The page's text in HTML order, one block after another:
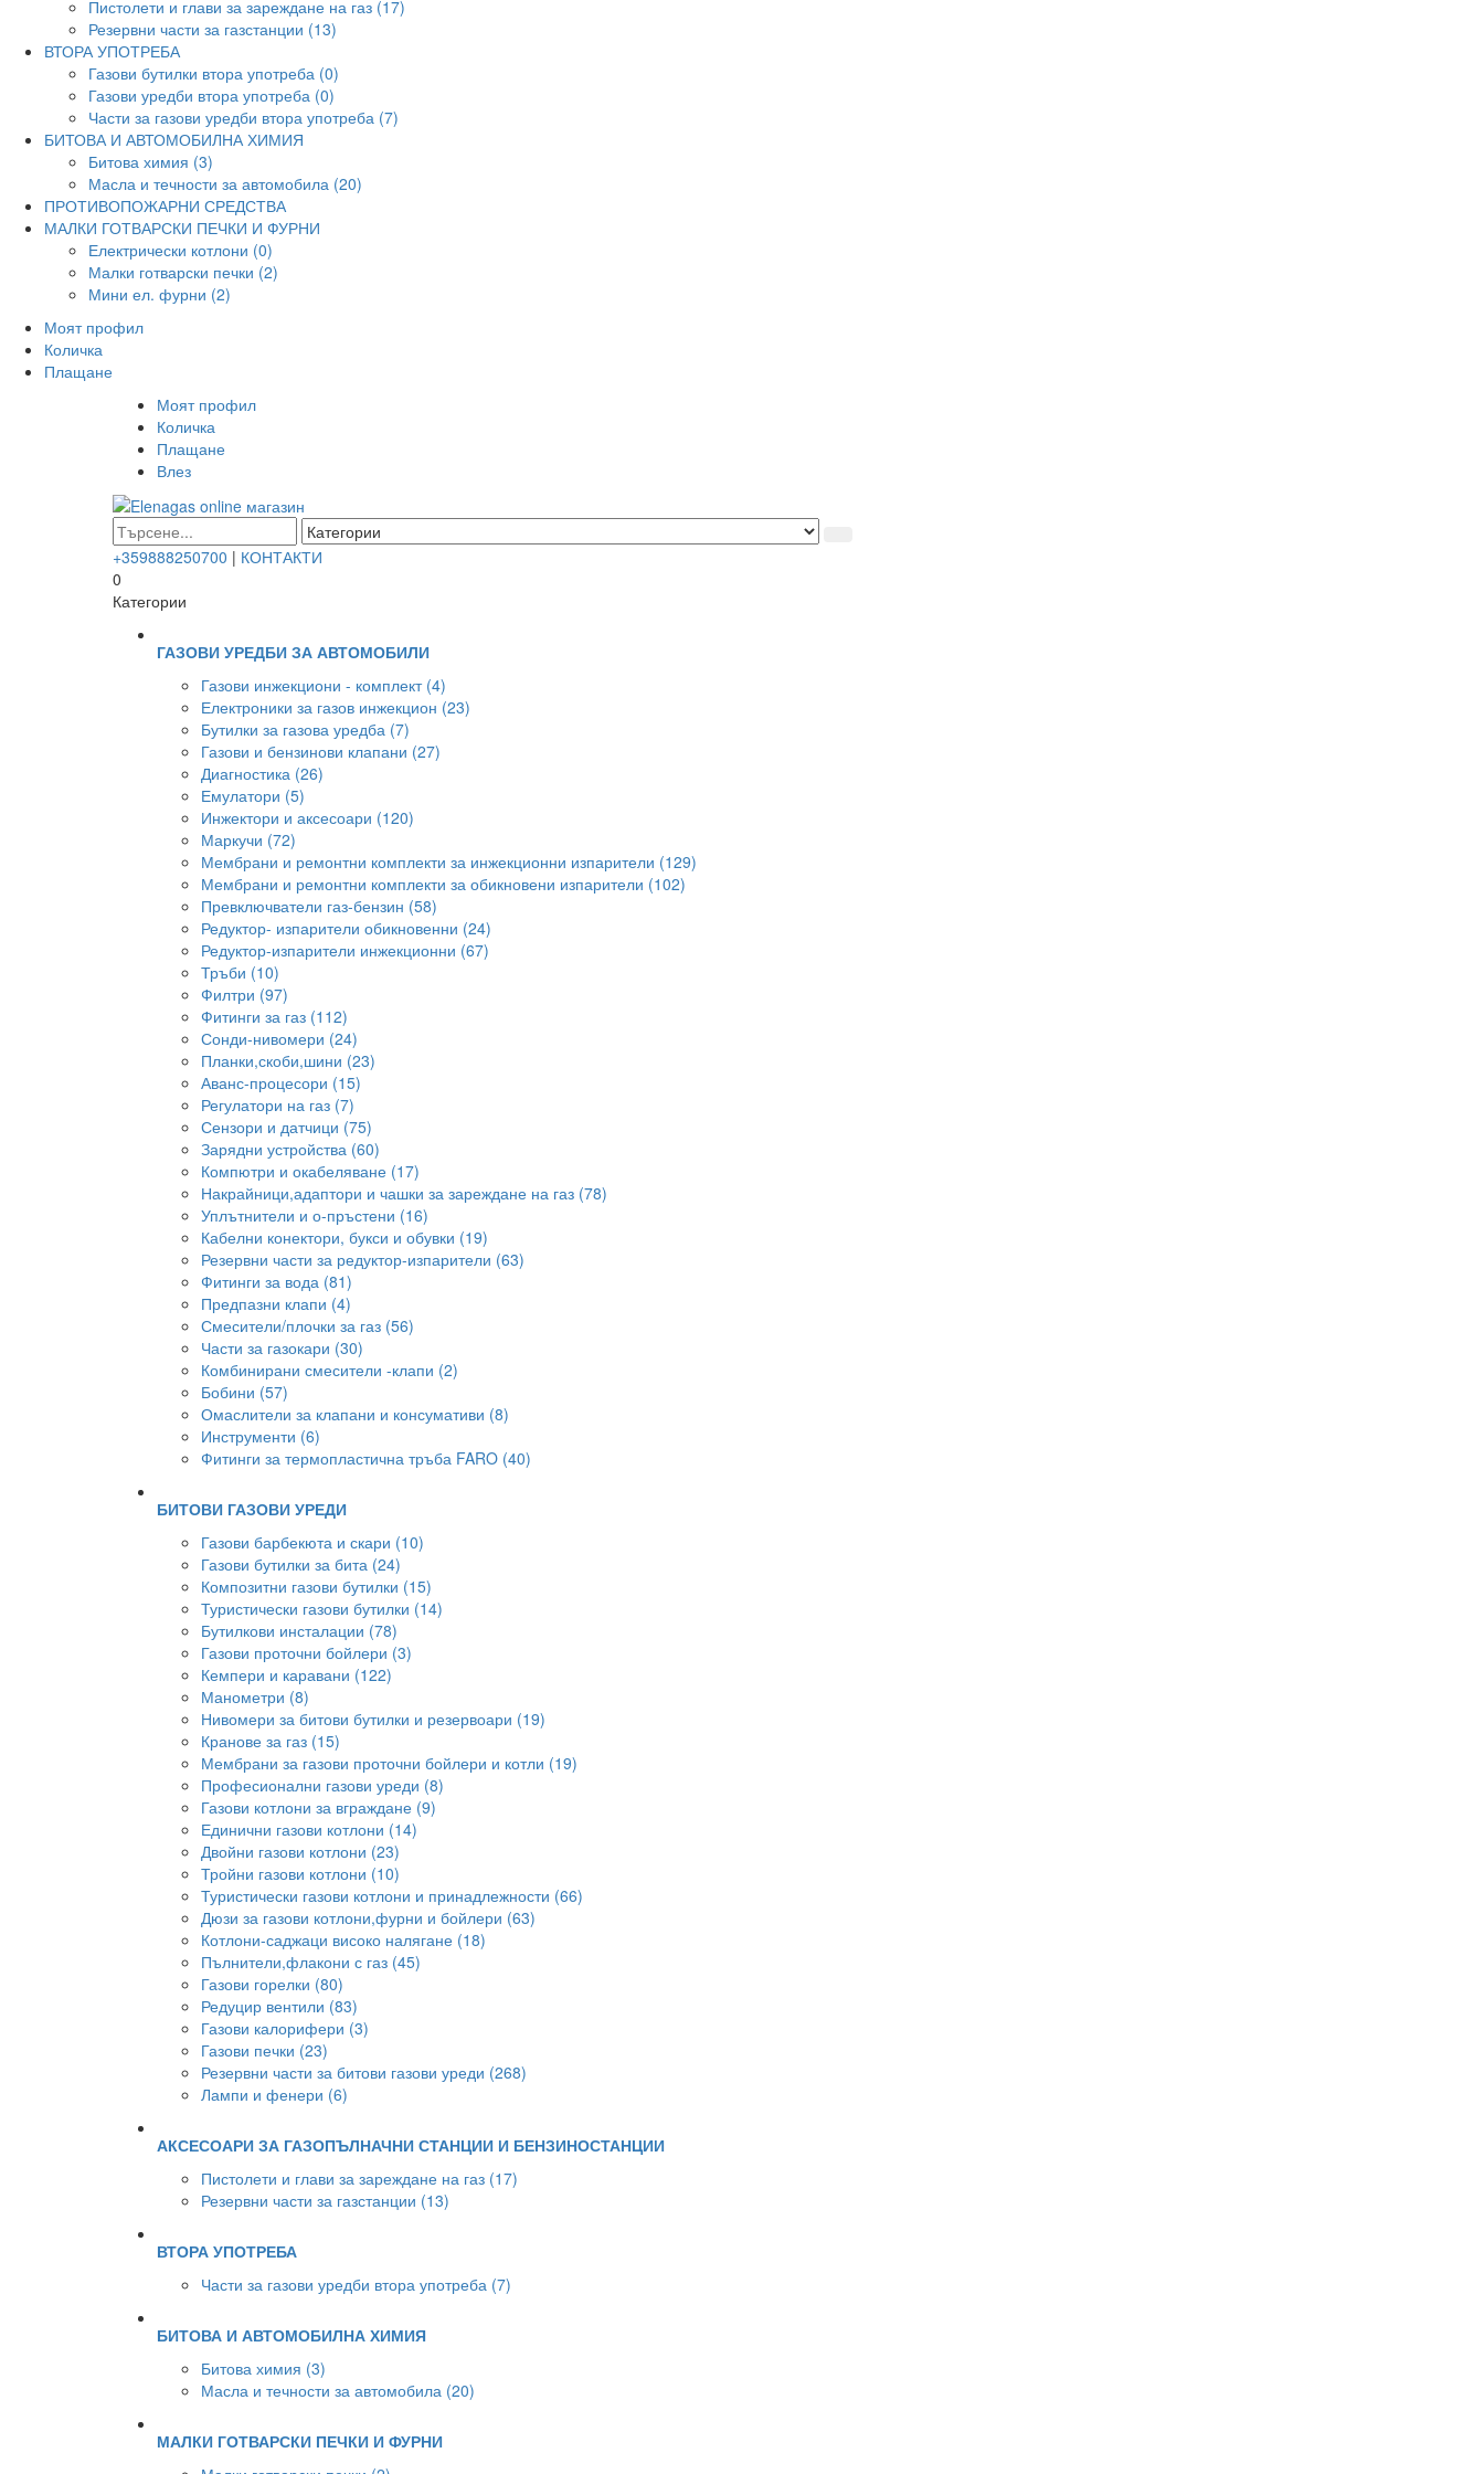
Пистолети и глави за зареждане на газ (17)
Резервни части за газстанции (13)
ВТОРА УПОТРЕБА
Газови бутилки втора употреба (0)
Газови уредби втора употреба (0)
Части за газови уредби втора употреба (7)
БИТОВА И АВТОМОБИЛНА ХИМИЯ
Битова химия (3)
Масла и течности за автомобила (20)
ПРОТИВОПОЖАРНИ СРЕДСТВА
МАЛКИ ГОТВАРСКИ ПЕЧКИ И ФУРНИ
Електрически котлони (0)
Малки готварски печки (2)
Мини ел. фурни (2)
Моят профил
Количка
Плащане
Моят профил
Количка
Плащане
Влез
+359888250700 | КОНТАКТИ
0
Категории
ГАЗОВИ УРЕДБИ ЗА АВТОМОБИЛИ
Газови инжекциони - комплект (4)
Електроники за газов инжекцион (23)
Бутилки за газова уредба (7)
Газови и бензинови клапани (27)
Диагностика (26)
Емулатори (5)
Инжектори и аксесоари (120)
Маркучи (72)
Мембрани и ремонтни комплекти за инжекционни изпарители (129)
Мембрани и ремонтни комплекти за обикновени изпарители (102)
Превключватели газ-бензин (58)
Редуктор- изпарители обикновенни (24)
Редуктор-изпарители инжекционни (67)
Тръби (10)
Филтри (97)
Фитинги за газ (112)
Сонди-нивомери (24)
Планки,скоби,шини (23)
Аванс-процесори (15)
Регулатори на газ (7)
Сензори и датчици (75)
Зарядни устройства (60)
Компютри и окабеляване (17)
Накрайници,адаптори и чашки за зареждане на газ (78)
Уплътнители и о-пръстени (16)
Кабелни конектори, букси и обувки (19)
Резервни части за редуктор-изпарители (63)
Фитинги за вода (81)
Предпазни клапи (4)
Смесители/плочки за газ (56)
Части за газокари (30)
Комбинирани смесители -клапи (2)
Бобини (57)
Омаслители за клапани и консумативи (8)
Инструменти (6)
Фитинги за термопластична тръба FARO (40)
БИТОВИ ГАЗОВИ УРЕДИ
Газови барбекюта и скари (10)
Газови бутилки за бита (24)
Композитни газови бутилки (15)
Туристически газови бутилки (14)
Бутилкови инсталации (78)
Газови проточни бойлери (3)
Кемпери и каравани (122)
Манометри (8)
Нивомери за битови бутилки и резервоари (19)
Кранове за газ (15)
Мембрани за газови проточни бойлери и котли (19)
Професионални газови уреди (8)
Газови котлони за вграждане (9)
Единични газови котлони (14)
Двойни газови котлони (23)
Тройни газови котлони (10)
Туристически газови котлони и принадлежности (66)
Дюзи за газови котлони,фурни и бойлери (63)
Котлони-саджаци високо налягане (18)
Пълнители,флакони с газ (45)
Газови горелки (80)
Редуцир вентили (83)
Газови калорифери (3)
Газови печки (23)
Резервни части за битови газови уреди (268)
Лампи и фенери (6)
АКСЕСОАРИ ЗА ГАЗОПЪЛНАЧНИ СТАНЦИИ И БЕНЗИНОСТАНЦИИ
Пистолети и глави за зареждане на газ (17)
Резервни части за газстанции (13)
ВТОРА УПОТРЕБА
Части за газови уредби втора употреба (7)
БИТОВА И АВТОМОБИЛНА ХИМИЯ
Битова химия (3)
Масла и течности за автомобила (20)
МАЛКИ ГОТВАРСКИ ПЕЧКИ И ФУРНИ